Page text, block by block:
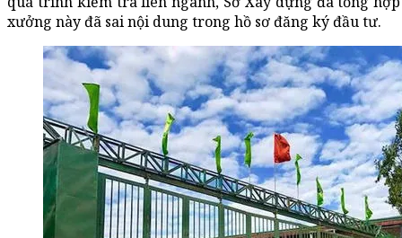
xưởng này đã sai nội dung trong hồ sơ đăng ký đầu tư.